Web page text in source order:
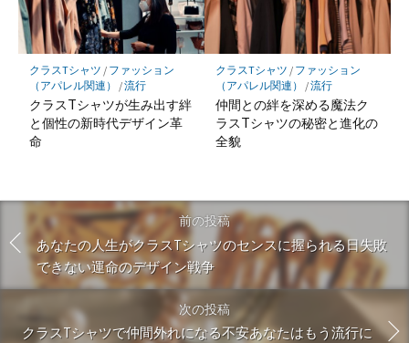
クラスTシャツ / ファッション
（アパレル関連）
/流行
クラスTシャツが生み出す絆
と個性の新時代デザイン革
命
クラスTシャツ / ファッション
（アパレル関連）
/流行
仲間との絆を深める魔法ク
ラスTシャツの秘密と進化の
全貌
前の投稿
あなたの人生がクラスTシャツのセンスに握られる日失敗
できない運命のデザイン戦争
次の投稿
クラスTシャツで仲間外れになる不安あなたはもう流行に